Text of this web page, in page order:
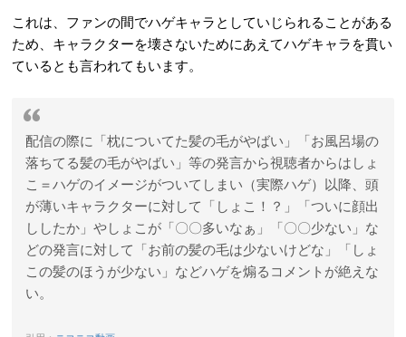
これは、ファンの間でハゲキャラとしていじられることがある
ため、キャラクターを壊さないためにあえてハゲキャラを貫い
ているとも言われてもいます。
配信の際に「枕についてた髪の毛がやばい」「お風呂場の
落ちてる髪の毛がやばい」等の発言から視聴者からはしょ
こ＝ハゲのイメージがついてしまい（実際ハゲ）以降、頭
が薄いキャラクターに対して「しょこ！？」「ついに顔出
ししたか」やしょこが「〇〇多いなぁ」「〇〇少ない」な
どの発言に対して「お前の髪の毛は少ないけどな」「しょ
この髪のほうが少ない」などハゲを煽るコメントが絶えな
い。